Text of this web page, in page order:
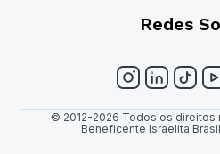
Redes
© 2012-2026 Todos os direitos
Beneficente Israelita